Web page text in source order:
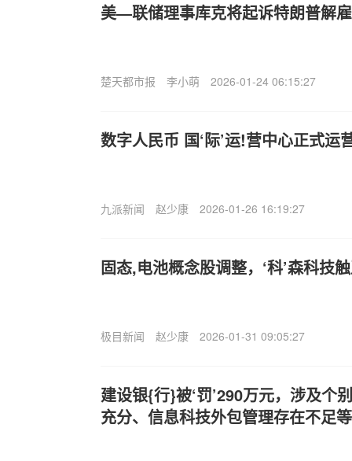
美—联储理事库克将起诉特朗普解
楚天都市报 李小萌 2026-01-24 06:15:27
数字人民币 国‘际’运!营中心正式运
九派新闻 赵少康 2026-01-26 16:19:27
固态,电池概念股调整，‘科’森科技
极目新闻 赵少康 2026-01-31 09:05:27
建设银{行}被‘罚’290万元，涉及个
充分、信息科技外包管理存在不足